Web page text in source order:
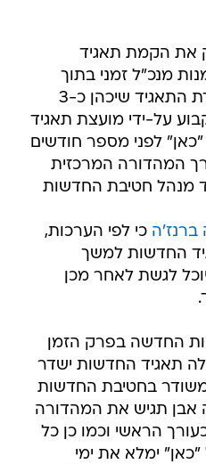
את הקמת תאגיד
מנכ"ל זמני בתוך
שבועיים מיום תחילת עבודת התאגיד שיכהן כ-3
על-ידי מועצת תאגיד
לפני מספר חודשים
כעורך המהדורה המרכזית 
מנהל חטיבת החדשות
ברנז'ה כי לפי הערכות,
החדשות למשך
לגשת לאחר מכן
החדשה בפרק הזמן
תאגיד החדשות ישדר
בחטיבת החדשות
אבן תגיש את המהדורה
הראשי וכמו כן כל
ימלא את ימי